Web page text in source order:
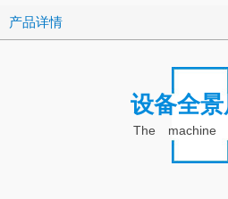
产品详情
设备全
The machine